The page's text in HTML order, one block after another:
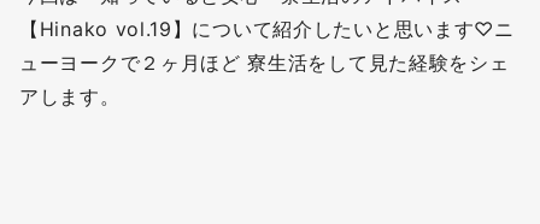
【Hinako vol.19】について紹介したいと思います♡ニ
ューヨークで２ヶ月ほど 寮生活をして見た経験をシェ
アします。